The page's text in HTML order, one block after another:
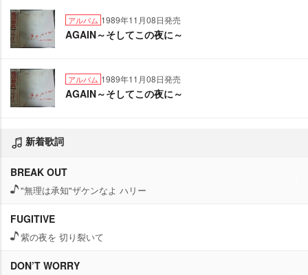
アルバム 1989年11月08日発売
AGAIN～そしてこの夜に～
アルバム 1989年11月08日発売
AGAIN～そしてこの夜に～
新着歌詞
BREAK OUT
"無理は承知"ザケンなよ ハリー
FUGITIVE
紫の夜を 切り裂いて
DON’T WORRY